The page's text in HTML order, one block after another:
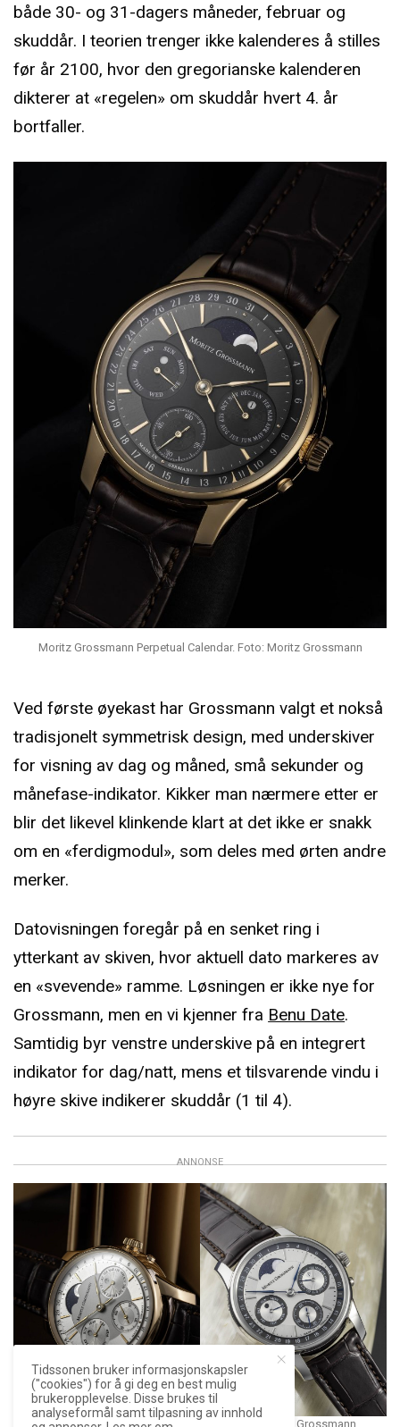
både 30- og 31-dagers måneder, februar og
skuddår. I teorien trenger ikke kalenderes å stilles
før år 2100, hvor den gregorianske kalenderen
dikterer at «regelen» om skuddår hvert 4. år
bortfaller.
Moritz Grossmann Perpetual Calendar. Foto: Moritz Grossmann
Ved første øyekast har Grossmann valgt et nokså
tradisjonelt symmetrisk design, med underskiver
for visning av dag og måned, små sekunder og
månefase-indikator. Kikker man nærmere etter er
blir det likevel klinkende klart at det ikke er snakk
om en «ferdigmodul», som deles med ørten andre
merker.
Datovisningen foregår på en senket ring i
ytterkant av skiven, hvor aktuell dato markeres av
en «svevende» ramme. Løsningen er ikke nye for
Grossmann, men en vi kjenner fra Benu Date.
Samtidig byr venstre underskive på en integrert
indikator for dag/natt, mens et tilsvarende vindu i
høyre skive indikerer skuddår (1 til 4).
ANNONSE
Gull eller platina? Det er spørsmålet. Foto: Moritz Grossmann
Tidssonen bruker informasjonskapsler
("cookies") for å gi deg en best mulig
brukeropplevelse. Disse brukes til
analyseformål samt tilpasning av innhold